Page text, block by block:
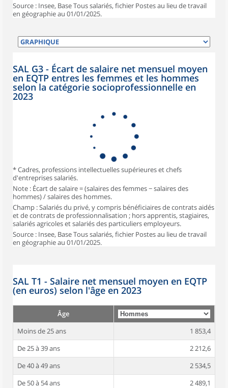
Source : Insee, Base Tous salariés, fichier Postes au lieu de travail
en géographie au 01/01/2025.
SAL G3 - Écart de salaire net mensuel moyen
en EQTP entres les femmes et les hommes
selon la catégorie socioprofessionnelle en
2023
* Cadres, professions intellectuelles supérieures et chefs
d'entreprises salariés.
Note : Écart de salaire = (salaires des femmes − salaires des
hommes) / salaires des hommes.
Champ : Salariés du privé, y compris bénéficiaires de contrats aidés
et de contrats de professionnalisation ; hors apprentis, stagiaires,
salariés agricoles et salariés des particuliers employeurs.
Source : Insee, Base Tous salariés, fichier Postes au lieu de travail
en géographie au 01/01/2025.
SAL T1 - Salaire net mensuel moyen en EQTP
(en euros) selon l'âge en 2023
Âge
Moins de 25 ans
1 853,4
De 25 à 39 ans
2 212,6
De 40 à 49 ans
2 534,5
De 50 à 54 ans
2 489,1